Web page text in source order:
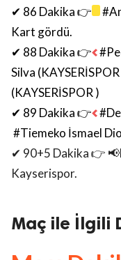
✔ 86 Dakika 👉
Kart gördü.
✔ 88 Dakika 👉
Silva (KAYSERİSPOR
(KAYSERİSPOR )
✔ 89 Dakika 👉
#Tiemeko İsmael
✔ 90+5 Dakika 👉
Kayserispor.
Maç ile İlgili